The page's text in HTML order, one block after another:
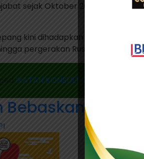
sejak Oktober 2021, sejak
kini dihadapkan pada risiko
pergerakan Rusia yang
IKATAN KONSULTAN PAJAK
PPN